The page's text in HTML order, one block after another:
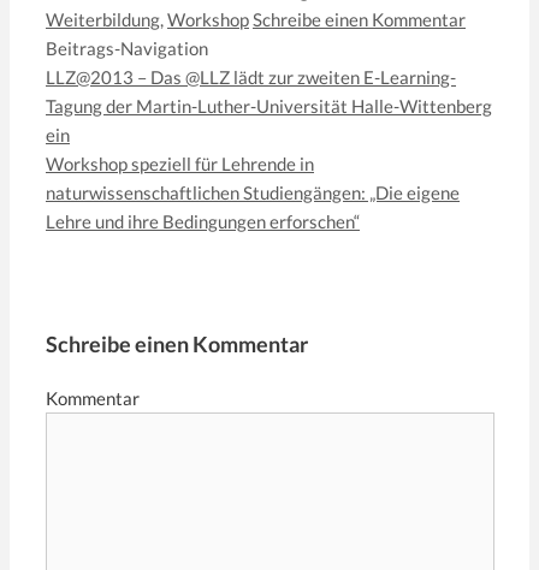
Weiterbildung,WorkshopSchreibe einen Kommentar
Beitrags-Navigation
LLZ@2013 – Das @LLZ lädt zur zweiten E-Learning-
Tagung der Martin-Luther-Universität Halle-Wittenberg
ein
Workshop speziell für Lehrende in
naturwissenschaftlichen Studiengängen: „Die eigene
Lehre und ihre Bedingungen erforschen“
Schreibe einen Kommentar
Kommentar